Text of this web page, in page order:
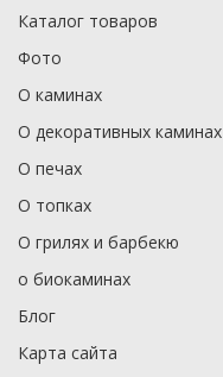
Каталог товаров
Фото
О каминах
О декоративных каминах
О печах
О топках
О грилях и барбекю
о биокаминах
Блог
Карта сайта